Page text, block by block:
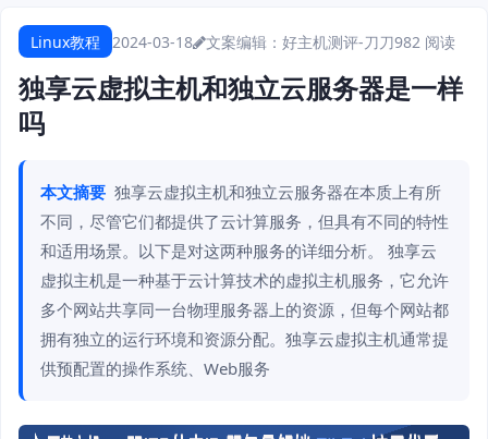
Linux教程 2024-03-18 文案编辑：好主机测评-刀刀982 阅读
独享云虚拟主机和独立云服务器是一样
吗
本文摘要 独享云虚拟主机和独立云服务器在本质上有所
不同，尽管它们都提供了云计算服务，但具有不同的特性
和适用场景。以下是对这两种服务的详细分析。 独享云
虚拟主机是一种基于云计算技术的虚拟主机服务，它允许
多个网站共享同一台物理服务器上的资源，但每个网站都
拥有独立的运行环境和资源分配。独享云虚拟主机通常提
供预配置的操作系统、Web服务